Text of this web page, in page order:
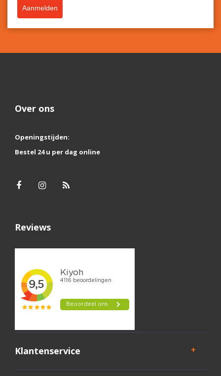
Aanmelden
Over ons
Openingstijden:
Bestel 24 u per dag online
Reviews
Klantenservice